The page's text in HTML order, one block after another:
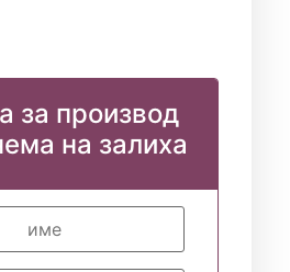
за производ
на залиха